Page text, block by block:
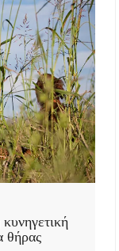
θήρας